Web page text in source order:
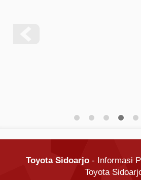
Toyota Sidoarjo- Informasi
Toyota